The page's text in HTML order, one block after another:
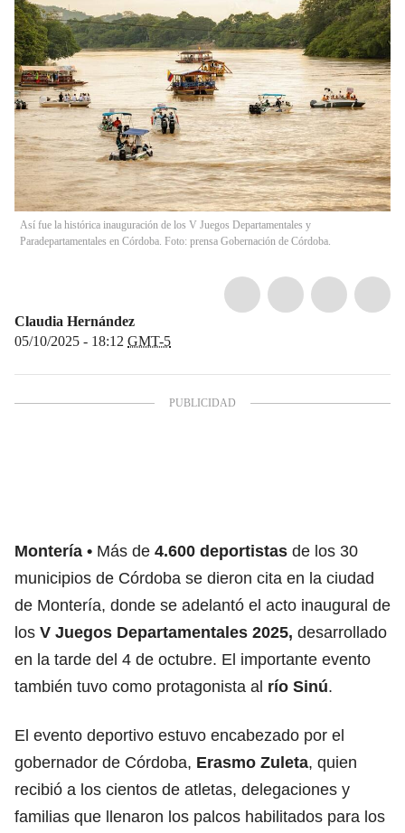
Así fue la histórica inauguración de los V Juegos Departamentales y
Paradepartamentales en Córdoba. Foto: prensa Gobernación de Córdoba.
Claudia Hernández
05/10/2025 - 18:12 GMT-5
Montería Más de 4.600 deportistas de los 30
municipios de Córdoba se dieron cita en la ciudad
de Montería, donde se adelantó el acto inaugural de
los V Juegos Departamentales 2025, desarrollado
en la tarde del 4 de octubre. El importante evento
también tuvo como protagonista al río Sinú.
El evento deportivo estuvo encabezado por el
gobernador de Córdoba, Erasmo Zuleta, quien
recibió a los cientos de atletas, delegaciones y
familias que llenaron los palcos habilitados para los